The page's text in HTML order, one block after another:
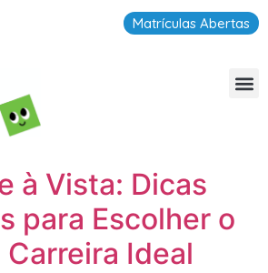
Matrículas Abertas
à Vista: Dicas
para Escolher o
Ideal